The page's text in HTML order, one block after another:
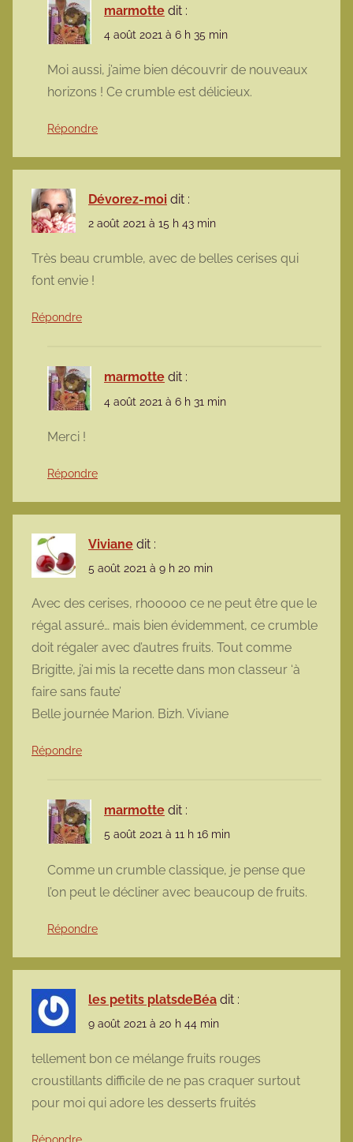
marmotte dit :
4 août 2021 à 6 h 35 min
Moi aussi, j’aime bien découvrir de nouveaux
horizons ! Ce crumble est délicieux.
Répondre
Dévorez-moi dit :
2 août 2021 à 15 h 43 min
Très beau crumble, avec de belles cerises qui
font envie !
Répondre
marmotte dit :
4 août 2021 à 6 h 31 min
Merci !
Répondre
Viviane dit :
5 août 2021 à 9 h 20 min
Avec des cerises, rhooooo ce ne peut être que le
régal assuré… mais bien évidemment, ce crumble
doit régaler avec d’autres fruits. Tout comme
Brigitte, j’ai mis la recette dans mon classeur ‘à
faire sans faute’
Belle journée Marion. Bizh. Viviane
Répondre
marmotte dit :
5 août 2021 à 11 h 16 min
Comme un crumble classique, je pense que
l’on peut le décliner avec beaucoup de fruits.
Répondre
les petits platsdeBéa dit :
9 août 2021 à 20 h 44 min
tellement bon ce mélange fruits rouges
croustillants difficile de ne pas craquer surtout
pour moi qui adore les desserts fruités